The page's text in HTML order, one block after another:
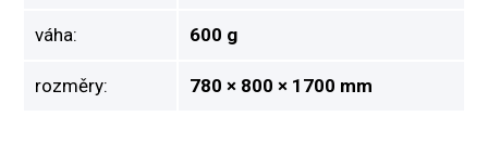
váha: 600 g
rozměry: 780 × 800 × 1700 mm